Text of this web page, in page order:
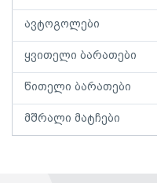
ავტოგოლები
ყვითელი ბარათები
წითელი ბარათები
მშრალი მატჩები